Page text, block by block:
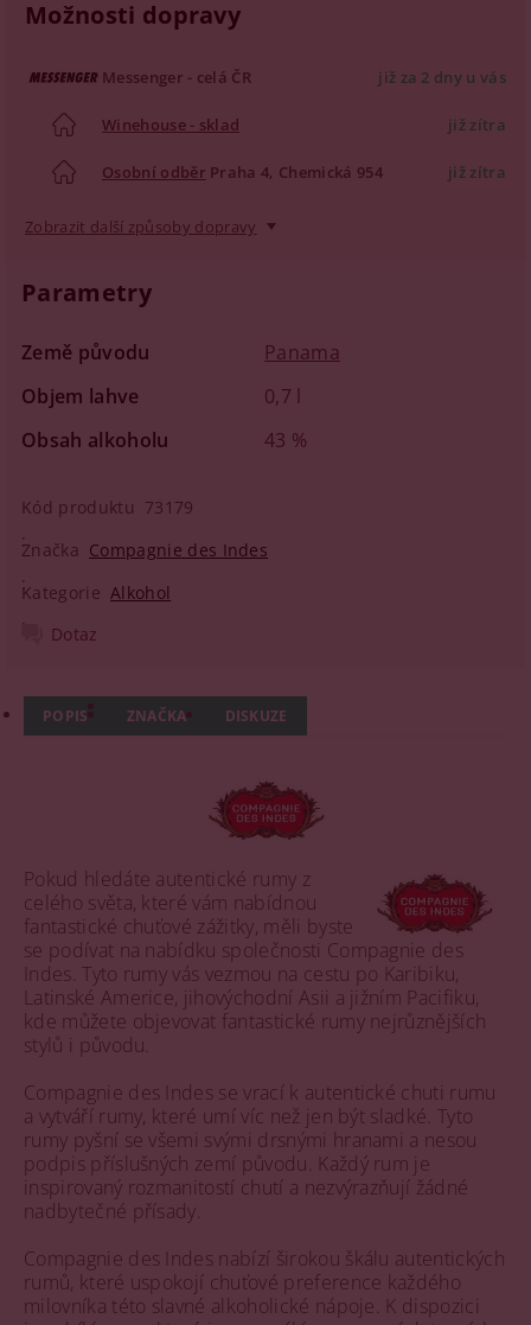
Možnosti dopravy
Messenger - celá ČR již za 2 dny u vás
Winehouse - sklad již zítra
Osobní odběr Praha 4, Chemická 954 již zítra
Zobrazit další způsoby dopravy
Parametry
Země původu
Panama
Objem lahve
0,7 l
Obsah alkoholu
43 %
Kód produktu 73179
Značka Compagnie des Indes
Kategorie Alkohol
Dotaz
POPIS ZNAČKA DISKUZE
Pokud hledáte autentické rumy z
celého světa, které vám nabídnou
fantastické chuťové zážitky, měli byste
se podívat na nabídku společnosti Compagnie des
Indes. Tyto rumy vás vezmou na cestu po Karibiku,
Latinské Americe, jihovýchodní Asii a jižním Pacifiku,
kde můžete objevovat fantastické rumy nejrůznějších
stylů i původu.
Compagnie des Indes se vrací k autentické chuti rumu
a vytváří rumy, které umí víc než jen být sladké. Tyto
rumy pyšní se všemi svými drsnými hranami a nesou
podpis příslušných zemí původu. Každý rum je
inspirovaný rozmanitostí chutí a nezvýrazňují žádné
nadbytečné přísady.
Compagnie des Indes nabízí širokou škálu autentických
rumů, které uspokojí chuťové preference každého
milovníka této slavné alkoholické nápoje. K dispozici